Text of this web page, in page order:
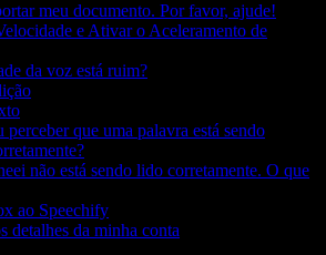
meu documento. Por favor, ajude!
e Ativar o Aceleramento de
da voz está ruim?
perceber que uma palavra está sendo
não está sendo lido corretamente. O que
ao Speechify
detalhes da minha conta